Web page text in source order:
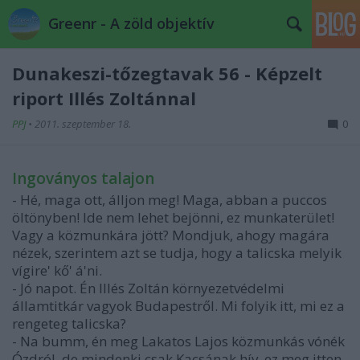
Greenr - A zöld objektív
Dunakeszi-tőzegtavak 56 - Képzelt
riport Illés Zoltánnal
PPJ • 2011. szeptember 18. 0
Ingoványos talajon
- Hé, maga ott, álljon meg! Maga, abban a puccos
öltönyben! Ide nem lehet bejönni, ez munkaterület!
Vagy a közmunkára jött? Mondjuk, ahogy magára
nézek, szerintem azt se tudja, hogy a talicska melyik
vígire' kő' á'ni.
- Jó napot. Én Illés Zoltán környezetvédelmi
államtitkár vagyok Budapestről. Mi folyik itt, mi ez a
rengeteg talicska?
- Na bumm, én meg Lakatos Lajos közmunkás vónék